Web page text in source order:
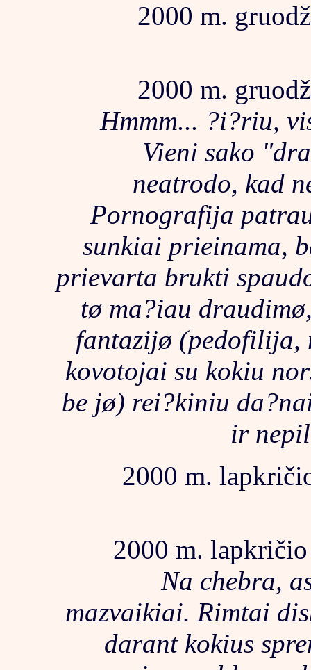
2000 m.
2000 m.
Hmmm... ?i?riu,
Vieni sako
neatrodo, kad
Pornografija
sunkiai prieinama,
prievarta brukti
tø ma?iau
fantazijø (pedofilija,
kovotojai su kokiu
be jø) rei?kiniu
ir
2000 m.
2000 m.
Na chebra,
mazvaikiai. Rimtai
darant kokius